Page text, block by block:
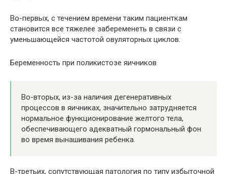
Во-первых, с течением времени таким пациенткам
становится все тяжелее забеременеть в связи с
уменьшающейся частотой овуляторных циклов.
Беременность при поликистозе яичников
Во-вторых, из-за наличия дегенеративных
процессов в яичниках, значительно затрудняется
нормальное функционирование желтого тела,
обеспечивающего адекватный гормональный фон
во время вынашивания ребенка.
В-третьих, сопутствующая патология по типу избыточной